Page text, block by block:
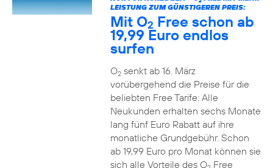
LEISTUNG ZUM GÜNSTIGEREN PREIS:
Mit O2 Free schon ab
19,99 Euro endlos
surfen
O2senkt ab 16. März
vorübergehend die Preise für die
beliebten Free Tarife: Alle
Neukunden erhalten sechs Monate
lang fünf Euro Rabatt auf ihre
monatliche Grundgebühr. Schon
ab 19,99 Euro pro Monat können sie
sich alle Vorteile des O Free